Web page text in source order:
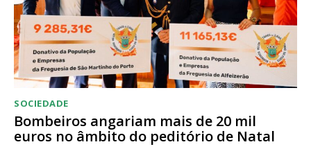
SOCIEDADE
Bombeiros angariam mais de 20 mil
euros no âmbito do peditório de Natal